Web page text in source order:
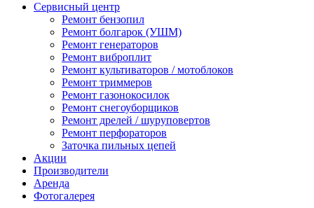
Сервисный центр
Ремонт бензопил
Ремонт болгарок (УШМ)
Ремонт генераторов
Ремонт виброплит
Ремонт культиваторов / мотоблоков
Ремонт триммеров
Ремонт газонокосилок
Ремонт снегоуборщиков
Ремонт дрелей / шуруповертов
Ремонт перфораторов
Заточка пильных цепей
Акции
Производители
Аренда
Фотогалерея